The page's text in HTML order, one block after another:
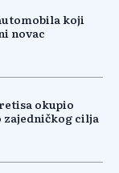
koji
novac
okupio
zajedničkog cilja